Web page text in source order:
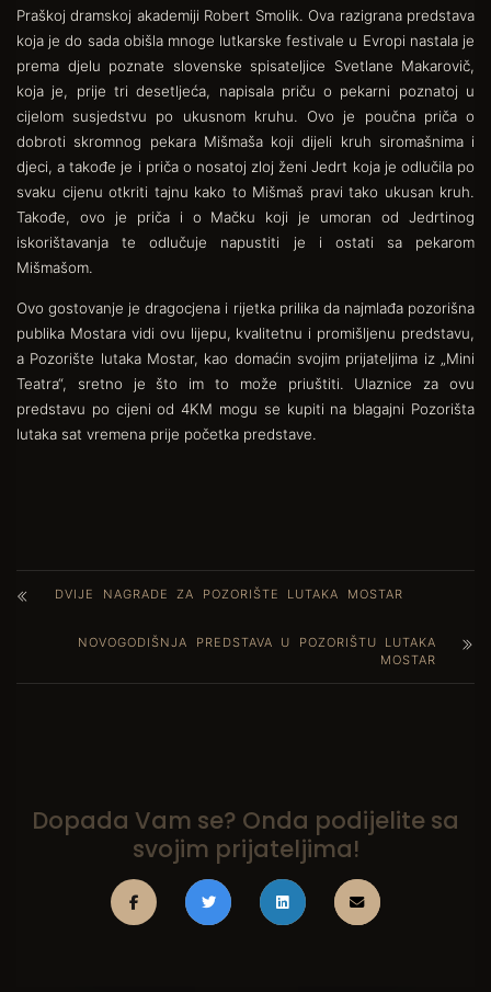
Praškoj dramskoj akademiji Robert Smolik. Ova razigrana predstava
koja je do sada obišla mnoge lutkarske festivale u Evropi nastala je
prema djelu poznate slovenske spisateljice Svetlane Makarovič,
koja je, prije tri desetljeća, napisala priču o pekarni poznatoj u
cijelom susjedstvu po ukusnom kruhu. Ovo je poučna priča o
dobroti skromnog pekara Mišmaša koji dijeli kruh siromašnima i
djeci, a takođe je i priča o nosatoj zloj ženi Jedrt koja je odlučila po
svaku cijenu otkriti tajnu kako to Mišmaš pravi tako ukusan kruh.
Takođe, ovo je priča i o Mačku koji je umoran od Jedrtinog
iskorištavanja te odlučuje napustiti je i ostati sa pekarom
Mišmašom.
Ovo gostovanje je dragocjena i rijetka prilika da najmlađa pozorišna
publika Mostara vidi ovu lijepu, kvalitetnu i promišljenu predstavu,
a Pozorište lutaka Mostar, kao domaćin svojim prijateljima iz „Mini
Teatra“, sretno je što im to može priuštiti. Ulaznice za ovu
predstavu po cijeni od 4KM mogu se kupiti na blagajni Pozorišta
lutaka sat vremena prije početka predstave.
DVIJE NAGRADE ZA POZORIŠTE LUTAKA MOSTAR
NOVOGODIŠNJA PREDSTAVA U POZORIŠTU LUTAKA
MOSTAR
Dopada Vam se? Onda podijelite sa
svojim prijateljima!